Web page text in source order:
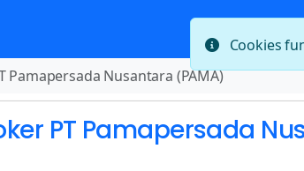
Pamapersada Nusantara (PAMA)
PT Pamapersada
Cookies